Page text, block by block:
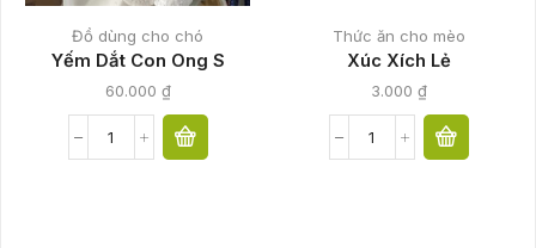
Đồ dùng cho chó
Yếm Dắt Con Ong S
60.000 ₫
Thức ăn cho mèo
Xúc Xích Lẻ
3.000 ₫